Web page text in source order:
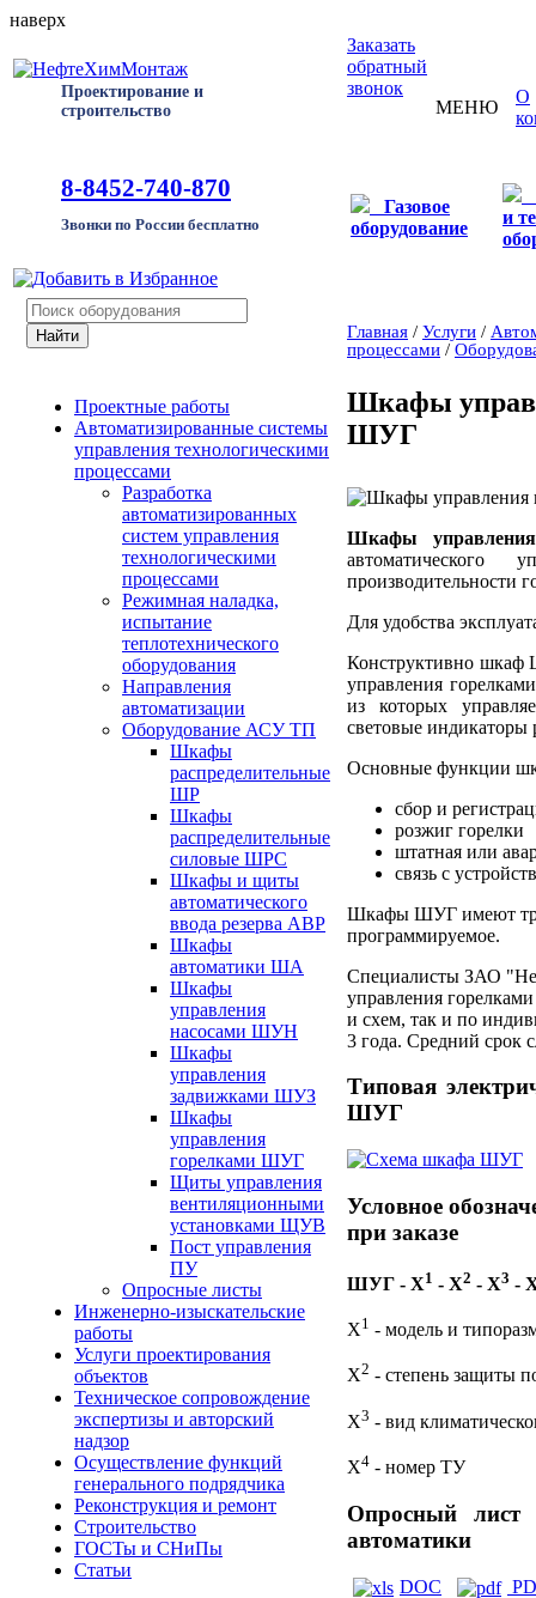
наверх
Проектирование и
строительство
8-8452-740-870
Звонки по России бесплатно
Заказать
обратный
звонок
МЕНЮ
О
Газовое
оборудование
и
Проектные работы
Автоматизированные системы
управления технологическими
процессами
Разработка
автоматизированных
систем управления
технологическими
процессами
Режимная наладка,
испытание
теплотехнического
оборудования
Направления
автоматизации
Оборудование АСУ ТП
Шкафы
распределительные
ШР
Шкафы
распределительные
силовые ШРС
Шкафы и щиты
автоматического
ввода резерва АВР
Шкафы
автоматики ША
Шкафы
управления
насосами ШУН
Шкафы
управления
задвижками ШУЗ
Шкафы
управления
горелками ШУГ
Щиты управления
вентиляционными
установками ЩУВ
Пост управления
ПУ
Опросные листы
Инженерно-изыскательские
работы
Услуги проектирования
объектов
Техническое сопровождение
экспертизы и авторский
надзор
Осуществление функций
генерального подрядчика
Реконструкция и ремонт
Строительство
ГОСТы и СНиПы
Статьи
Главная / Услуги /
процессами /
Шкафы
ШУГ
Шкафы
автоматического
производительности
Для удобства
Конструктивно шкаф
управления
из которых
световые индикаторы
Основные функции
сбор и
розжиг горелки
штатная или
связь с
Шкафы ШУГ имеют три
программируемое.
Специалисты ЗАО
управления
и схем, так и по
3 года. Средний срок
Типовая
ШУГ
Условное
при заказе
ШУГ - Х1 - Х2 - Х3 -
Х1 - модель и
Х2 - степень защиты
Х3 - вид
Х4 - номер ТУ
Опросный лист
автоматики
DOC